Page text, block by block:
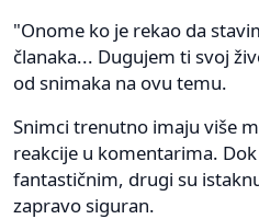
"Onome ko je rekao da
članaka... Dugujem ti svoj
od snimaka na ovu temu.
Snimci trenutno imaju više
reakcije u komentarima.
fantastičnim, drugi su
zapravo siguran.